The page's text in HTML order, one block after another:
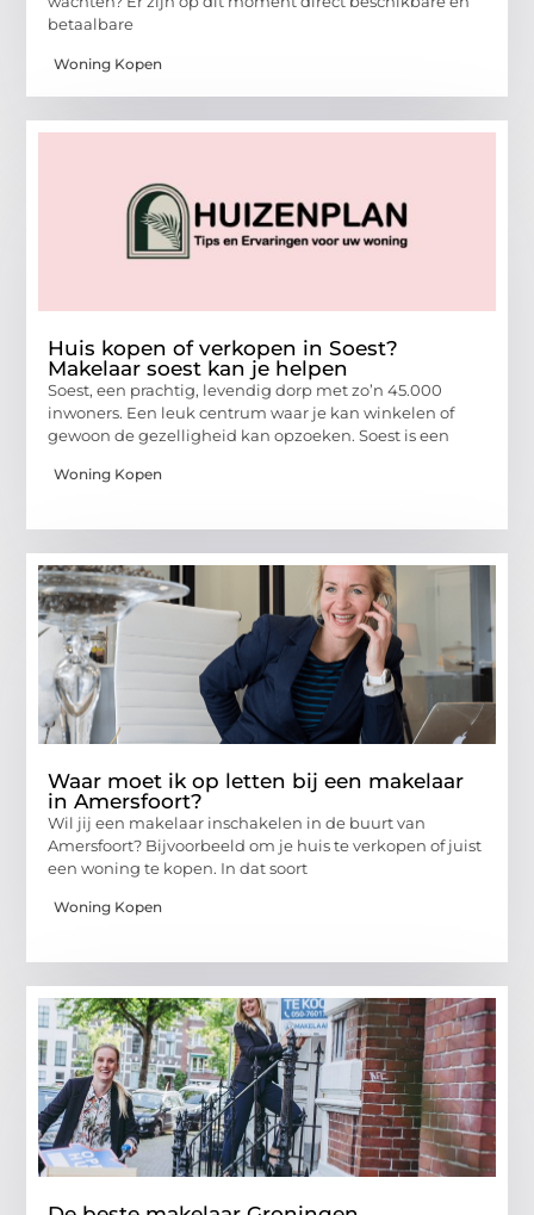
betaalbare
Woning Kopen
Huis kopen of verkopen in Soest?
Makelaar soest kan je helpen
Soest, een prachtig, levendig dorp met zo’n 45.000
inwoners. Een leuk centrum waar je kan winkelen of
gewoon de gezelligheid kan opzoeken. Soest is een
Woning Kopen
Waar moet ik op letten bij een makelaar
in Amersfoort?
Wil jij een makelaar inschakelen in de buurt van
Amersfoort? Bijvoorbeeld om je huis te verkopen of juist
een woning te kopen. In dat soort
Woning Kopen